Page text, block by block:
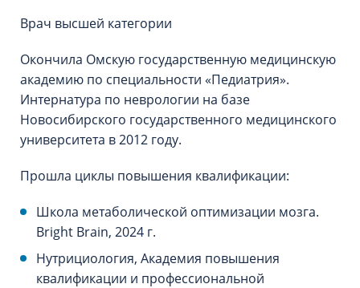
Врач высшей категории
Окончила Омскую государственную медицинскую
академию по специальности «Педиатрия».
Интернатура по неврологии на базе
Новосибирского государственного медицинского
университета в 2012 году.
Прошла циклы повышения квалификации:
Школа метаболической оптимизации мозга.
Bright Brain, 2024 г.
Нутрициология, Академия повышения
квалификации и профессиональной